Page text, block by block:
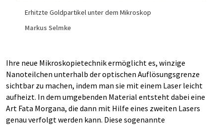
Erhitzte Goldpartikel unter dem Mikroskop
Markus Selmke
Ihre neue Mikroskopietechnik ermöglicht es, winzige
Nanoteilchen unterhalb der optischen Auflösungsgrenze
sichtbar zu machen, indem man sie mit einem Laser leicht
aufheizt. In dem umgebenden Material entsteht dabei eine
Art Fata Morgana, die dann mit Hilfe eines zweiten Lasers
genau verfolgt werden kann. Diese sogenannte